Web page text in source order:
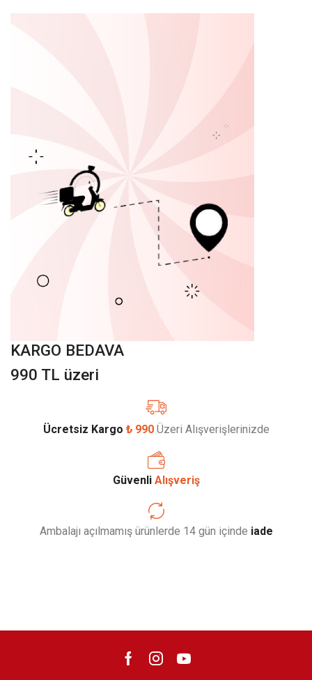
KARGO BEDAVA
990 TL üzeri
Ücretsiz Kargo ₺ 990Üzeri Alışverişlerinizde
Güvenli Alışveriş
Ambalajı açılmamış ürünlerde 14 gün içinde iade